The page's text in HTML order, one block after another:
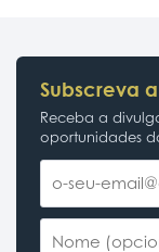
Subscreva
Receba a
oportunidades